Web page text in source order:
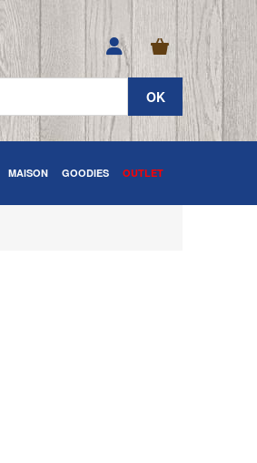
MAISON GOODIES OUTLET